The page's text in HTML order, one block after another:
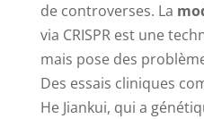
de controverses. La
via CRISPR est une
mais pose des
Des essais cliniques
He Jiankui, qui a